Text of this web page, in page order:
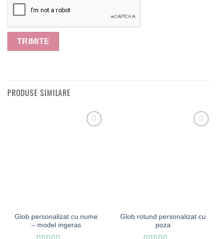
PRODUSE SIMILARE
Glob personalizat cu nume
– model ingeras
Glob rotund personalizat cu
poza